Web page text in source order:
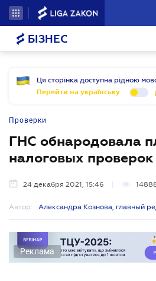
БІЗНЕС
Ця сторінка доступна рідною
Перейти на українську
Проверки
ГНС обнародовала
налоговых
24 декабря 2021, 15:46
Автор: Александра Кознова, главный
Реклама